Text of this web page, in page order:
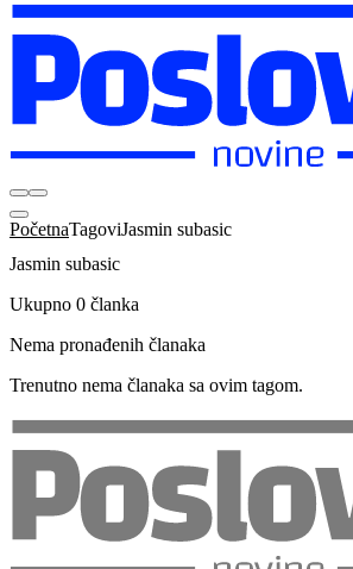
PočetnaTagoviJasmin subasic
Jasmin subasic
Ukupno 0 članka
Nema pronađenih članaka
Trenutno nema članaka sa ovim tagom.